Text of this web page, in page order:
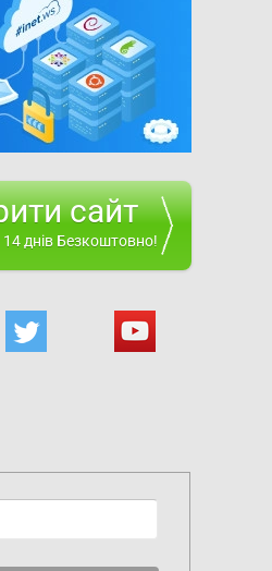
сайт
днів Безкоштовно!